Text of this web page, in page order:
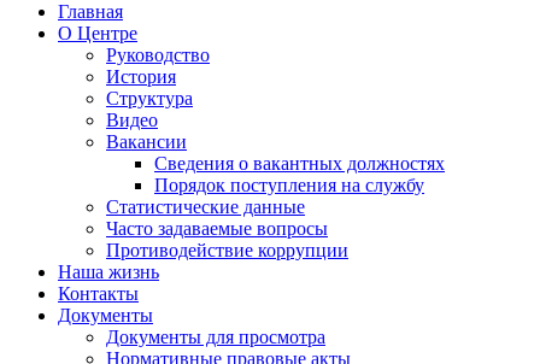
Главная
О Центре
Руководство
История
Структура
Видео
Вакансии
Сведения о вакантных должностях
Порядок поступления на службу
Статистические данные
Часто задаваемые вопросы
Противодействие коррупции
Наша жизнь
Контакты
Документы
Документы для просмотра
Нормативные правовые акты